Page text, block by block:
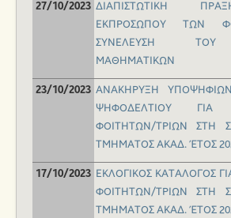
27/10/2023 ΔΙΑΠΙΣΤΩΤΙΚΗ
ΕΚΠΡΟΣΩΠΟΥ ΤΩΝ
ΣΥΝΕΛΕΥΣΗ ΤΟΥ
ΜΑΘΗΜΑΤΙΚΩΝ
23/10/2023 ΑΝΑΚΗΡΥΞΗ
ΨΗΦΟΔΕΛΤΙΟΥ ΓΙΑ
ΦΟΙΤΗΤΩΝ/ΤΡΙΩΝ ΣΤΗ
ΤΜΗΜΑΤΟΣ ΑΚΑΔ. ΈΤΟΣ
17/10/2023 ΕΚΛΟΓΙΚΟΣ ΚΑΤΑΛΟΓΟΣ
ΦΟΙΤΗΤΩΝ/ΤΡΙΩΝ ΣΤΗ
ΤΜΗΜΑΤΟΣ ΑΚΑΔ. ΈΤΟΣ